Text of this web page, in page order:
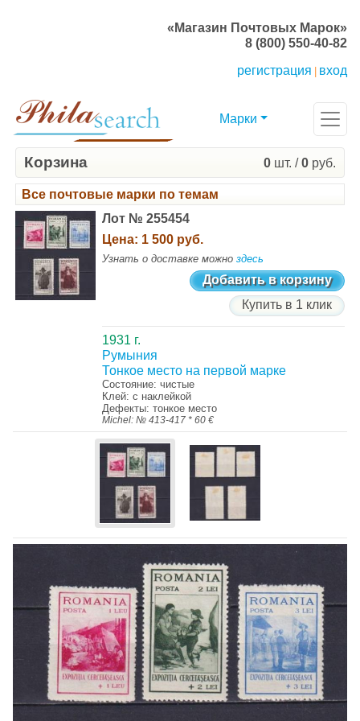
«Магазин Почтовых Марок»
8 (800) 550-40-82
регистрация
вход
Марки
Корзина 0 шт. /0 руб.
Все почтовые марки по темам
Лот № 255454
Цена: 1 500 руб.
Узнать о доставке можно здесь
Добавить в корзину
Купить в 1 клик
1931 г.
Румыния
Тонкое место на первой марке
Состояние: чистые
Клей: с наклейкой
Дефекты: тонкое место
Michel: № 413-417 * 60 €